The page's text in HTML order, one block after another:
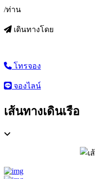
/ท่าน
เดินทางโดย
โทรจอง
จองไลน์
เส้นทางเดินเรือ